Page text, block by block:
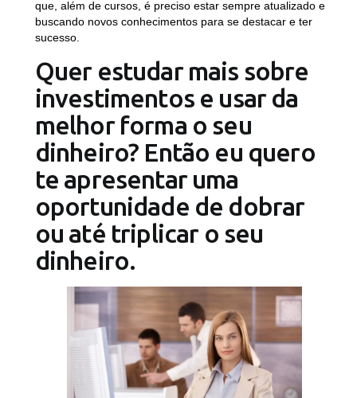
que, além de cursos, é preciso estar sempre atualizado e
buscando novos conhecimentos para se destacar e ter
sucesso.
Quer estudar mais sobre
investimentos e usar da
melhor forma o seu
dinheiro? Então eu quero
te apresentar uma
oportunidade de dobrar
ou até triplicar o seu
dinheiro.